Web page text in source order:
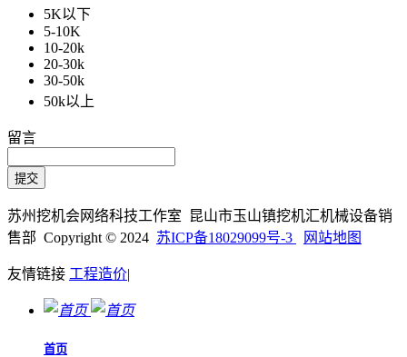
5K以下
5-10K
10-20k
20-30k
30-50k
50k以上
留言
苏州挖机会网络科技工作室 昆山市玉山镇挖机汇机械设备销
售部 Copyright © 2024 苏ICP备18029099号-3 网站地图
友情链接 工程造价|
首页